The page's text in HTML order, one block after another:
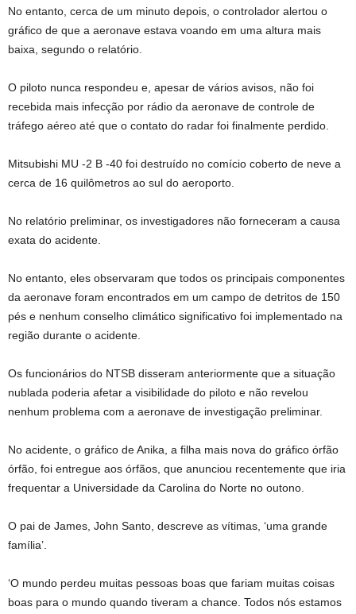
No entanto, cerca de um minuto depois, o controlador alertou o
gráfico de que a aeronave estava voando em uma altura mais
baixa, segundo o relatório.
O piloto nunca respondeu e, apesar de vários avisos, não foi
recebida mais infecção por rádio da aeronave de controle de
tráfego aéreo até que o contato do radar foi finalmente perdido.
Mitsubishi MU -2 B -40 foi destruído no comício coberto de neve a
cerca de 16 quilômetros ao sul do aeroporto.
No relatório preliminar, os investigadores não forneceram a causa
exata do acidente.
No entanto, eles observaram que todos os principais componentes
da aeronave foram encontrados em um campo de detritos de 150
pés e nenhum conselho climático significativo foi implementado na
região durante o acidente.
Os funcionários do NTSB disseram anteriormente que a situação
nublada poderia afetar a visibilidade do piloto e não revelou
nenhum problema com a aeronave de investigação preliminar.
No acidente, o gráfico de Anika, a filha mais nova do gráfico órfão
órfão, foi entregue aos órfãos, que anunciou recentemente que iria
frequentar a Universidade da Carolina do Norte no outono.
O pai de James, John Santo, descreve as vítimas, ‘uma grande
família’.
‘O mundo perdeu muitas pessoas boas que fariam muitas coisas
boas para o mundo quando tiveram a chance. Todos nós estamos